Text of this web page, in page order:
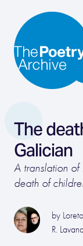
The
Galician
A translation of
death of
by
R.